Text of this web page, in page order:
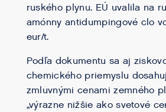
ruského plynu. EÚ uvalila na
amónny antidumpingové clo
eur/t.
Podľa dokumentu sa aj
chemického priemyslu
zmluvnými cenami zemného
„výrazne nižšie ako svetové